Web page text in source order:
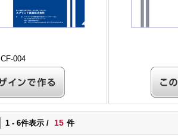
CF-004
1 - 6件表示 / 15 件